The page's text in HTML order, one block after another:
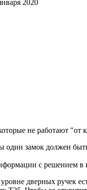
2020
не работают
один замок должен
с решением в
дверных ручек